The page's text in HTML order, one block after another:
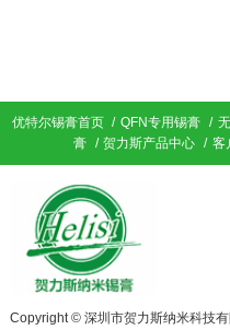
优特尔锡膏首页 / QFN专用锡膏 /
膏 / 贺力斯产品中心 / 客
Copyright © 深圳市贺力斯纳米科技